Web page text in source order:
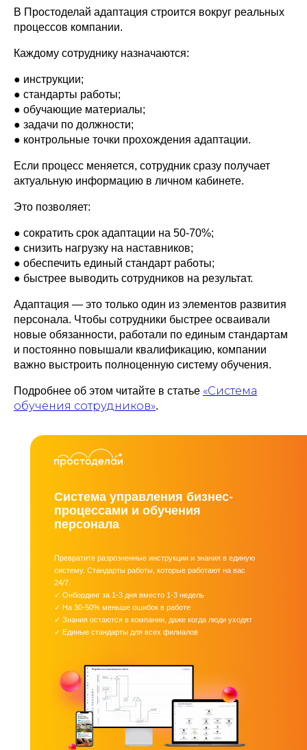
В Простоделай адаптация строится вокруг реальных
процессов компании.
Каждому сотруднику назначаются:
● инструкции;
● стандарты работы;
● обучающие материалы;
● задачи по должности;
● контрольные точки прохождения адаптации.
Если процесс меняется, сотрудник сразу получает
актуальную информацию в личном кабинете.
Это позволяет:
● сократить срок адаптации на 50-70%;
● снизить нагрузку на наставников;
● обеспечить единый стандарт работы;
● быстрее выводить сотрудников на результат.
Адаптация — это только один из элементов развития
персонала. Чтобы сотрудники быстрее осваивали
новые обязанности, работали по единым стандартам
и постоянно повышали квалификацию, компании
важно выстроить полноценную систему обучения.
Подробнее об этом читайте в статье «Система
обучения сотрудников».
Система управления бизнес-
процессами и обучения
персонала
Превратите разрозненные инструкции и знания в единую
систему. Стандарты работы, которые работают на вас
24/7.
✓ Онбординг за 1-3 дня вместо 1-3 недель
✓ На 30-50% меньше ошибок в работе
✓ Знания остаются в компании, даже когда люди уходят
✓ Единые стандарты для всех филиалов